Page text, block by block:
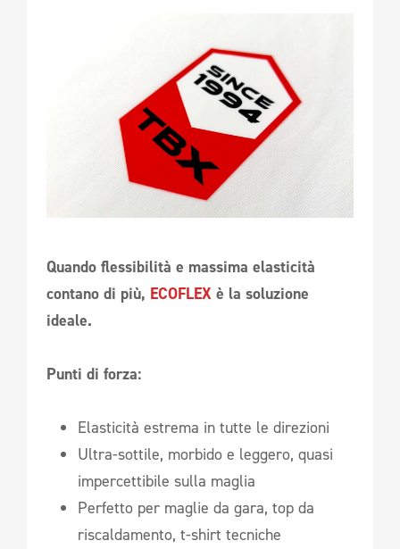
Quando flessibilità e massima elasticità
contano di più, ECOFLEX è la soluzione
ideale.
Punti di forza:
Elasticità estrema in tutte le direzioni
Ultra-sottile, morbido e leggero, quasi
impercettibile sulla maglia
Perfetto per maglie da gara, top da
riscaldamento, t-shirt tecniche